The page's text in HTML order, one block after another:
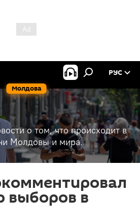
Молдова
РУС
о том, что происходит в
Молдовы и мира.
выборов в